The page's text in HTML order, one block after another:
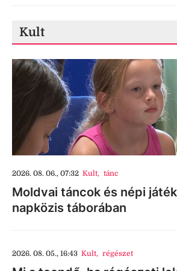
Kult
2026. 08. 06., 07:32 Kult, tánc
Moldvai táncok és népi
napközis táborában
2026. 08. 05., 16:43 Kult, régészet